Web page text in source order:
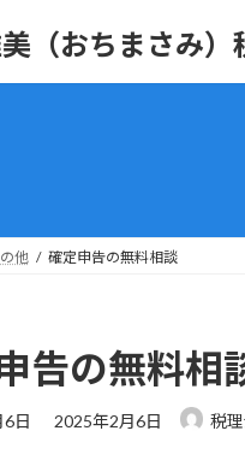
（おちまさみ）
他 確定申告の無料相談
告の無料相
日
最
2025年2月6日 税